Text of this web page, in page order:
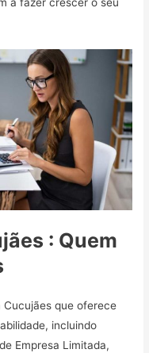
: Quem
Cucujães que oferece
incluindo
Empresa Limitada,